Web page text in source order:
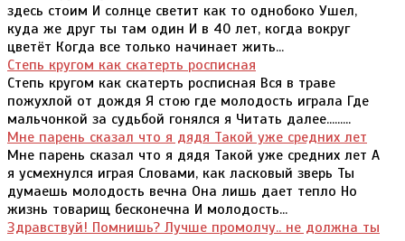
здесь стоим И солнце светит как то однобоко Ушел,
куда же друг ты там один И в 40 лет, когда вокруг
цветёт Когда все только начинает жить...
Степь кругом как скатерть росписная
Степь кругом как скатерть росписная Вся в траве
пожухлой от дождя Я стою где молодость играла Где
мальчонкой за судьбой гонялся я Читать далее.........
Мне парень сказал что я дядя Такой уже средних лет
Мне парень сказал что я дядя Такой уже средних лет А
я усмехнулся играя Словами, как ласковый зверь Ты
думаешь молодость вечна Она лишь дает тепло Но
жизнь товарищ бесконечна И молодость...
Здравствуй! Помнишь? Лучше промолчу.. не должна ты